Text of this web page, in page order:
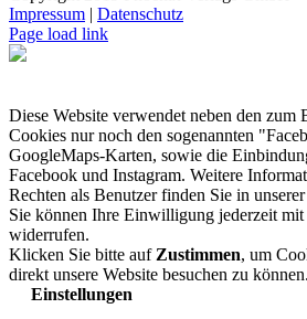
Impressum | Datenschutz
Page load link
Diese Website verwendet neben den zum
Cookies nur noch den sogenannten
GoogleMaps-Karten, sowie die
Facebook und Instagram. Weitere
Rechten als Benutzer finden Sie in unserer
Sie können Ihre Einwilligung jederzeit
widerrufen.
Klicken Sie bitte auf Zustimmen, um
direkt unsere Website besuchen zu können.
Einstellungen